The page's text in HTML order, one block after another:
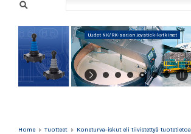
Uudet NK/RK-sarjan joystick-kytkimet
Home Tuotteet Koneturva-iskut eli tiivistettyä tuotetietoa